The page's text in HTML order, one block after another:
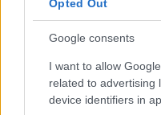
Opted Out
Google consents
I want to allow
related to advertising
device identifiers in
Στην Κατηγορία:
TOP
ΔΙΟΡΙΣΜΟΙ